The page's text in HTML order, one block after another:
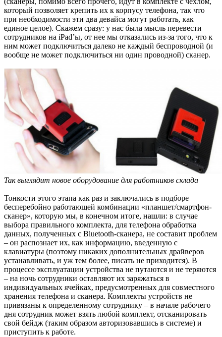
который позволяет крепить их к корпусу телефона, так что
при необходимости эти два девайса могут работать, как
единое целое). Скажем сразу: у нас была мысль перевести
сотрудников на iPad’ы, от нее мы отказались из-за того, что к
ним может подключиться далеко не каждый беспроводной (и
вообще не может подключиться ни один проводной) сканер.
Так выглядит новое оборудование для работников склада
Тонкости этого этапа как раз и заключались в подборе
бесперебойно работающей комбинации «планшет/смартфон-
сканер», которую мы, в конечном итоге, нашли: в случае
выбора правильного комплекта, для телефона обработка
данных, полученных с Bluetooth-сканера, не составит проблем
– он распознает их, как информацию, введенную с
клавиатуры (поэтому никаких дополнительных драйверов
устанавливать, и уж тем более, писать не приходится). В
процессе эксплуатации устройства не путаются и не теряются
– на ночь сотрудники оставляют их заряжаться в
индивидуальных ячейках, предусмотренных для совместного
хранения телефона и сканера. Комплекты устройств не
привязаны к определенному сотруднику – в начале рабочего
дня сотрудник может взять любой комплект, отсканировать
свой бейдж (таким образом авторизовавшись в системе) и
приступить к работе.